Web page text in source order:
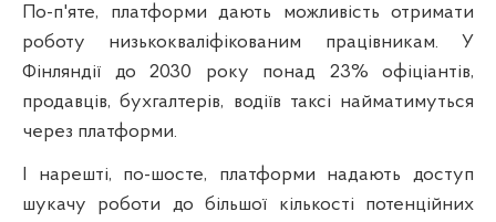
По-п'яте, платформи дають можливість отримати
роботу низькокваліфікованим працівникам. У
Фінляндії до 2030 року понад 23% офіціантів,
продавців, бухгалтерів, водіїв таксі найматимуться
через платформи.
І нарешті, по-шосте, платформи надають доступ
шукачу роботи до більшої кількості потенційних